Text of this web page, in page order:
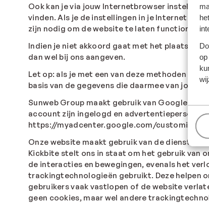
op
Ook kan je via jouw Internetbrowser instellen
vinden. Als je de instellingen in je
zijn nodig om de website te laten
Indien je niet akkoord gaat met het plaatsen
dan wel bij ons aangeven.
Let op: als je met een van deze methoden
basis van de gegevens die daarmee van jou
Sunweb Group maakt gebruik van Google
account zijn ingelogd en
https://myadcenter.google.com/customize.
Onze website maakt gebruik van de dienst
Kickbite stelt ons in staat om het gebruik van
de interacties en bewegingen, evenals het
trackingtechnologieën gebruikt. Deze helpen
gebruikers vaak vastlopen of de website
geen cookies, maar wel andere